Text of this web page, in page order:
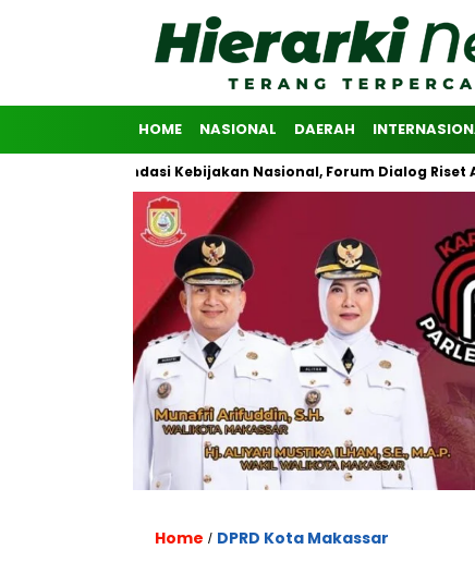
HOME NASIONAL DAERAH
Rekomendasi Kebijakan Nasional, Forum Dialog Riset
Home / DPRD Kota Makassar